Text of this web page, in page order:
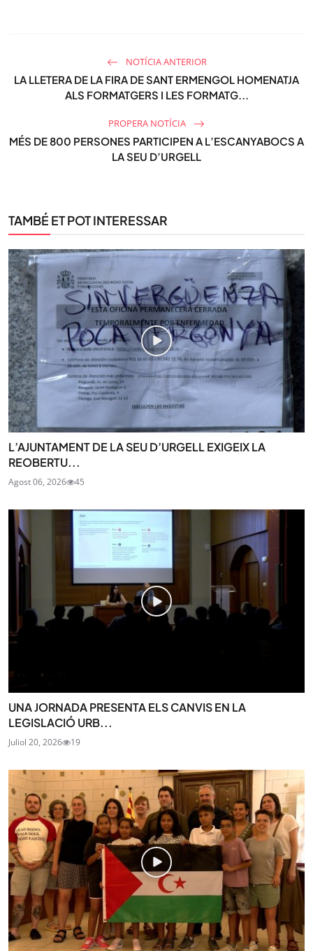
NOTÍCIA ANTERIOR
LA LLETERA DE LA FIRA DE SANT ERMENGOL HOMENATJA
ALS FORMATGERS I LES FORMATG...
PROPERA NOTÍCIA
MÉS DE 800 PERSONES PARTICIPEN A L’ESCANYABOCS A
LA SEU D’URGELL
TAMBÉ ET POT INTERESSAR
L’AJUNTAMENT DE LA SEU D’URGELL EXIGEIX LA
REOBERTU...
Agost 06, 2026 45
UNA JORNADA PRESENTA ELS CANVIS EN LA
LEGISLACIÓ URB...
Juliol 20, 2026 19